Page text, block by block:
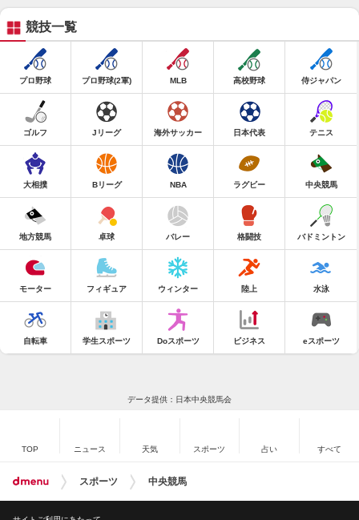
競技一覧
プロ野球 プロ野球(2軍) MLB 高校野球 侍ジャパン
ゴルフ Jリーグ 海外サッカー 日本代表 テニス
大相撲 Bリーグ NBA ラグビー 中央競馬
地方競馬 卓球 バレー 格闘技 バドミントン
モーター フィギュア ウィンター 陸上 水泳
自転車 学生スポーツ Doスポーツ ビジネス eスポーツ
データ提供：日本中央競馬会
TOP ニュース 天気 スポーツ 占い すべて
スポーツ 中央競馬